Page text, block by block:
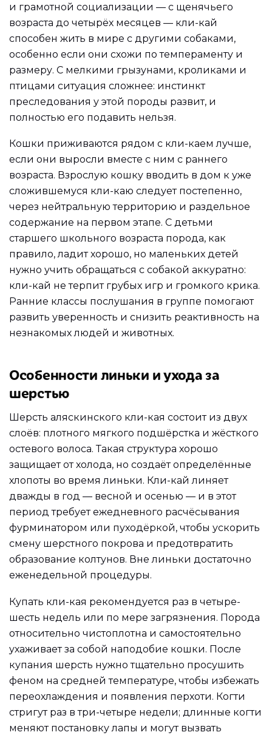
и грамотной социализации — с щенячьего
возраста до четырёх месяцев — кли-кай
способен жить в мире с другими собаками,
особенно если они схожи по темпераменту и
размеру. С мелкими грызунами, кроликами и
птицами ситуация сложнее: инстинкт
преследования у этой породы развит, и
полностью его подавить нельзя.
Кошки приживаются рядом с кли-каем лучше,
если они выросли вместе с ним с раннего
возраста. Взрослую кошку вводить в дом к уже
сложившемуся кли-каю следует постепенно,
через нейтральную территорию и раздельное
содержание на первом этапе. С детьми
старшего школьного возраста порода, как
правило, ладит хорошо, но маленьких детей
нужно учить обращаться с собакой аккуратно:
кли-кай не терпит грубых игр и громкого крика.
Ранние классы послушания в группе помогают
развить уверенность и снизить реактивность на
незнакомых людей и животных.
Особенности линьки и ухода за
шерстью
Шерсть аляскинского кли-кая состоит из двух
слоёв: плотного мягкого подшёрстка и жёсткого
остевого волоса. Такая структура хорошо
защищает от холода, но создаёт определённые
хлопоты во время линьки. Кли-кай линяет
дважды в год — весной и осенью — и в этот
период требует ежедневного расчёсывания
фурминатором или пуходёркой, чтобы ускорить
смену шерстного покрова и предотвратить
образование колтунов. Вне линьки достаточно
еженедельной процедуры.
Купать кли-кая рекомендуется раз в четыре-
шесть недель или по мере загрязнения. Порода
относительно чистоплотна и самостоятельно
ухаживает за собой наподобие кошки. После
купания шерсть нужно тщательно просушить
феном на средней температуре, чтобы избежать
переохлаждения и появления перхоти. Когти
стригут раз в три-четыре недели; длинные когти
меняют постановку лапы и могут вызвать